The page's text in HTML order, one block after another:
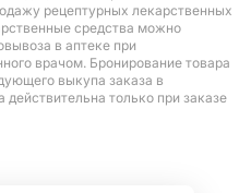
рецептурных лекарственных
средства можно
в аптеке при
врачом. Бронирование товара
выкупа заказа в
только при заказе